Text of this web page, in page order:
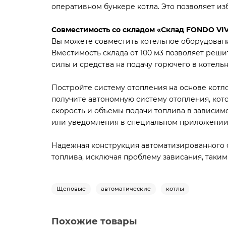
оперативном бункере котла. Это позволяет
Совместимость со складом «Склад FONDO
Вы можете совместить котельное
Вместимость склада от 100 м3 позволяет
силы и средства на подачу горючего в
Постройте систему отопления на основе
получите автономную систему отопления,
скорость и объемы подачи топлива в
или уведомления в специальном
Надежная конструкция автоматизированного
топлива, исключая проблему зависания,
Щеповые автоматические котлы
Похожие товары